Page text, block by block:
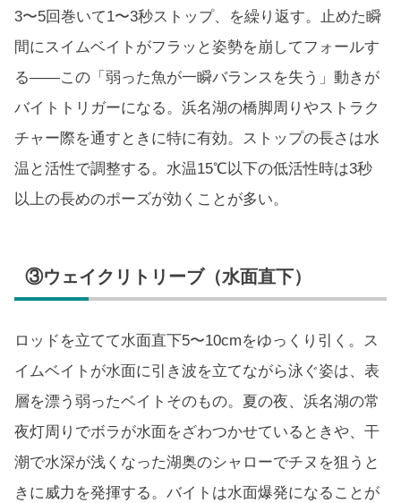
3〜5回巻いて1〜3秒ストップ、を繰り返す。止めた瞬
間にスイムベイトがフラッと姿勢を崩してフォールす
る——この「弱った魚が一瞬バランスを失う」動きが
バイトトリガーになる。浜名湖の橋脚周りやストラク
チャー際を通すときに特に有効。ストップの長さは水
温と活性で調整する。水温15℃以下の低活性時は3秒
以上の長めのポーズが効くことが多い。
③ウェイクリトリーブ（水面直下）
ロッドを立てて水面直下5〜10cmをゆっくり引く。ス
イムベイトが水面に引き波を立てながら泳ぐ姿は、表
層を漂う弱ったベイトそのもの。夏の夜、浜名湖の常
夜灯周りでボラが水面をざわつかせているときや、干
潮で水深が浅くなった湖奥のシャローでチヌを狙うと
きに威力を発揮する。バイトは水面爆発になることが